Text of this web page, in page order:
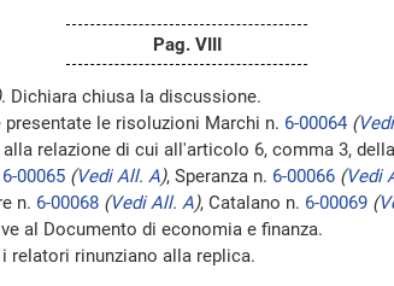
Pag. VIII
. Dichiara chiusa la discussione.
le risoluzioni Marchi n. 6-00064 (
relazione di cui all'articolo 6, comma 3,
6-00065 (Vedi All. A), Speranza n. 6-00066 (Vedi
n. 6-00068 (Vedi All. A), Catalano n. 6-00069 (
al Documento di economia e finanza.
rinunziano alla replica.